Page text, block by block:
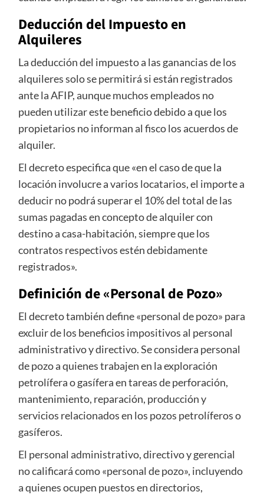
Deducción del Impuesto en
Alquileres
La deducción del impuesto a las ganancias de los
alquileres solo se permitirá si están registrados
ante la AFIP, aunque muchos empleados no
pueden utilizar este beneficio debido a que los
propietarios no informan al fisco los acuerdos de
alquiler.
El decreto especifica que «en el caso de que la
locación involucre a varios locatarios, el importe a
deducir no podrá superar el 10% del total de las
sumas pagadas en concepto de alquiler con
destino a casa-habitación, siempre que los
contratos respectivos estén debidamente
registrados».
Definición de «Personal de Pozo»
El decreto también define «personal de pozo» para
excluir de los beneficios impositivos al personal
administrativo y directivo. Se considera personal
de pozo a quienes trabajen en la exploración
petrolífera o gasífera en tareas de perforación,
mantenimiento, reparación, producción y
servicios relacionados en los pozos petrolíferos o
gasíferos.
El personal administrativo, directivo y gerencial
no calificará como «personal de pozo», incluyendo
a quienes ocupen puestos en directorios,